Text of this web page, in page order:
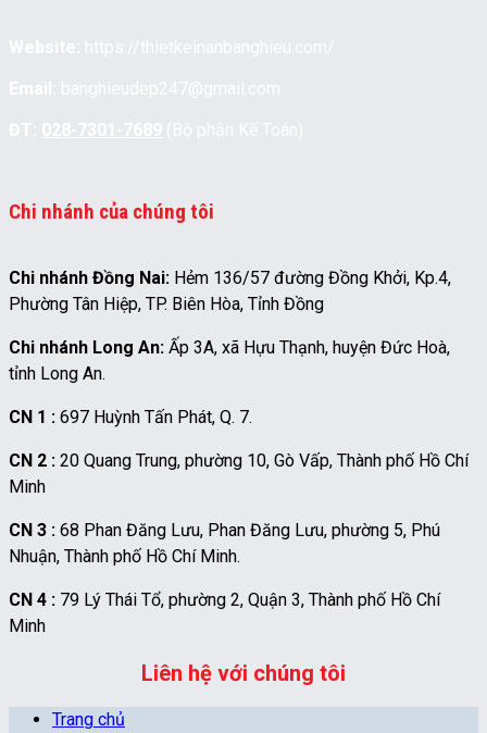
Chi nhánh của chúng tôi
Chi nhánh Đồng Nai: Hẻm 136/57 đường Đồng Khởi, Kp.4,
Phường Tân Hiệp, TP. Biên Hòa, Tỉnh Đồng
Chi nhánh Long An: Ấp 3A, xã Hựu Thạnh, huyện Đức Hoà,
tỉnh Long An.
CN 1 : 697 Huỳnh Tấn Phát, Q. 7.
CN 2 : 20 Quang Trung, phường 10, Gò Vấp, Thành phố Hồ Chí
Minh
CN 3 : 68 Phan Đăng Lưu, Phan Đăng Lưu, phường 5, Phú
Nhuận, Thành phố Hồ Chí Minh.
CN 4 : 79 Lý Thái Tổ, phường 2, Quận 3, Thành phố Hồ Chí
Minh
Liên hệ với chúng tôi
Trang chủ